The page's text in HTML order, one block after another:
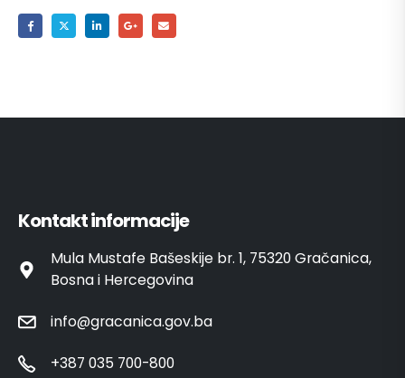
Kontakt informacije
Mula Mustafe Bašeskije br. 1, 75320 Gračanica,
Bosna i Hercegovina
info@gracanica.gov.ba
+387 035 700-800